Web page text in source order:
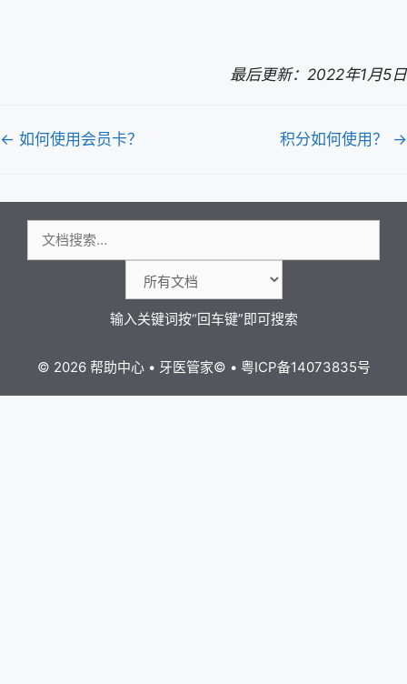
最后更新：2022年1月5日
文
← 如何使用会员卡？ 积分如何使用？ →
索：
© 2026 帮助中心• 牙医管家© • 粤ICP备14073835号